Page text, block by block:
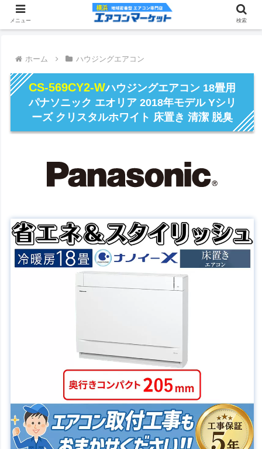
ホーム ハウジングエアコン
CS-569CY2-Wハウジングエアコン 18畳用
パナソニック エオリア 2018年モデル Yシリ
ーズ クリスタルホワイト 床置き 清潔 脱臭
メニュー 検索